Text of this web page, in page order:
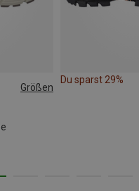
Größen
Du sparst 29%